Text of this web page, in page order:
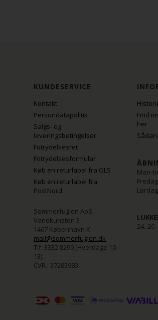
KUNDESERVICE
Kontakt
Persondatapolitik
Salgs- og
leveringsbetingelser
Fotrydelsesret
Fotrydelsesformular
Køb en returlabel fra GLS
Køb en returlabel fra
PostNord
Sommerfuglen ApS
Vandkunsten 3
1467 København K
mail@sommerfuglen.dk
Tlf. 3332 8290 (Hverdage 10-
13)
CVR.: 37283983
Find
her
Man-
24.-